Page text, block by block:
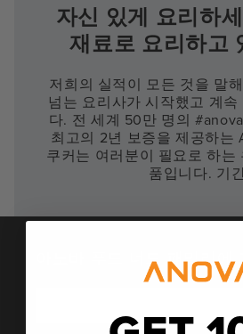
자신 있게 요리하
재료로 요리하고
저희의 실적이 모든 것을 말
넘는 요리사가 시작했고 계
다. 전 세계 50만 명의
최고의 2년 보증을 제공하는
쿠커는 여러분이 필요로 하는
품입니다. 기
아노바 푸드 너드 패밀리에